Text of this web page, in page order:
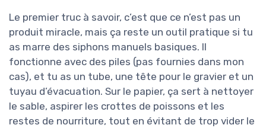
Le premier truc à savoir, c’est que ce n’est pas un
produit miracle, mais ça reste un outil pratique si tu
as marre des siphons manuels basiques. Il
fonctionne avec des piles (pas fournies dans mon
cas), et tu as un tube, une tête pour le gravier et un
tuyau d’évacuation. Sur le papier, ça sert à nettoyer
le sable, aspirer les crottes de poissons et les
restes de nourriture, tout en évitant de trop vider le